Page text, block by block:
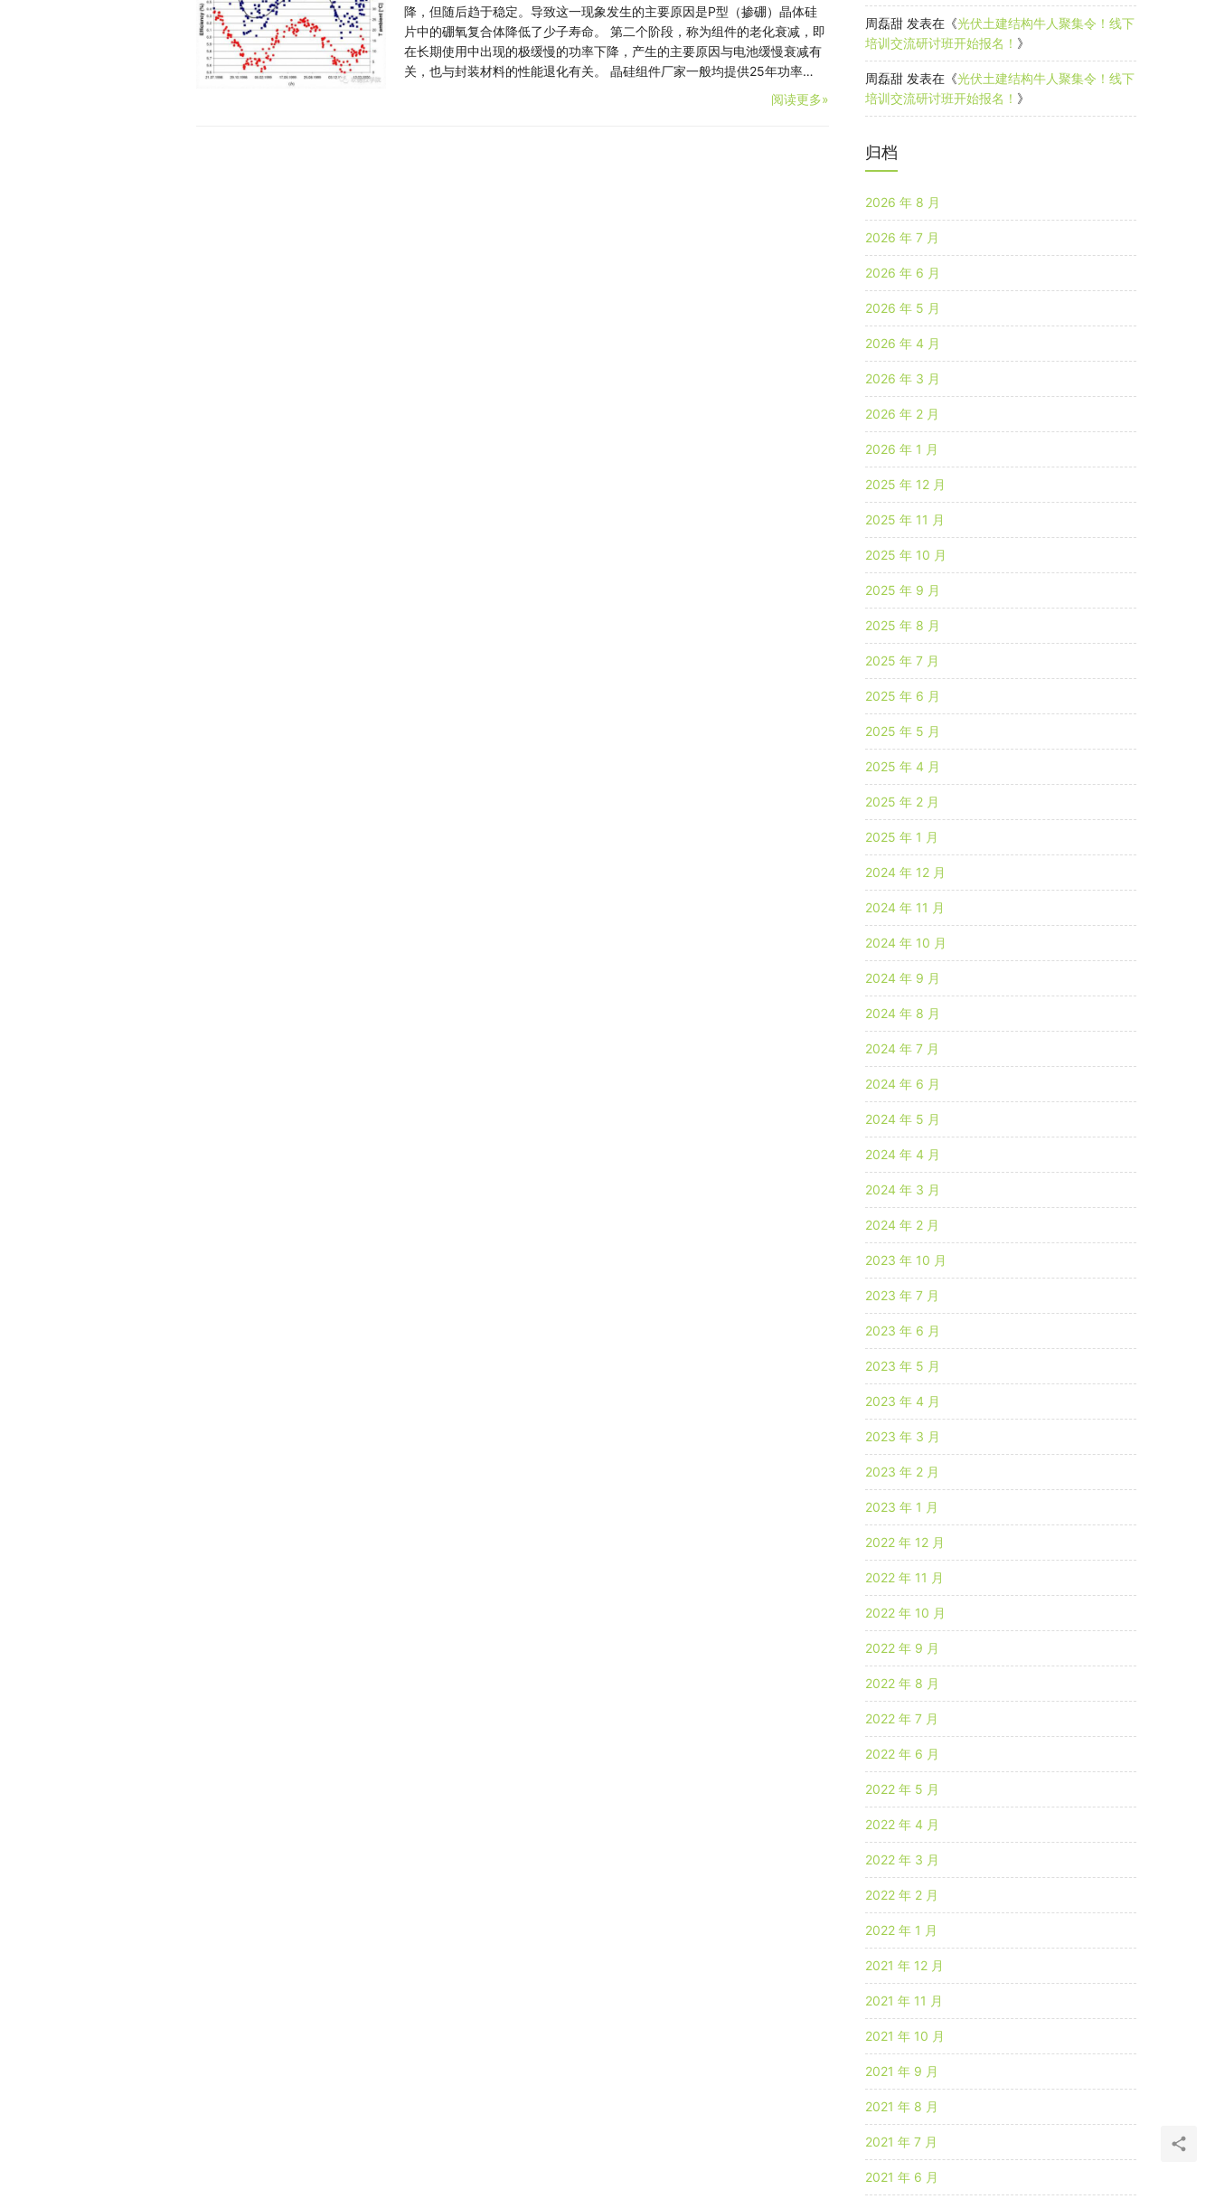
降，但随后趋于稳定。导致这一现象发生的主要原因是P型（掺硼）晶体硅
片中的硼氧复合体降低了少子寿命。 第二个阶段，称为组件的老化衰减，即
在长期使用中出现的极缓慢的功率下降，产生的主要原因与电池缓慢衰减有
关，也与封装材料的性能退化有关。 晶硅组件厂家一般均提供25年功率…
阅读更多»
周磊甜 发表在《光伏土建结构牛人聚集令！线下
培训交流研讨班开始报名！ 》
周磊甜 发表在《光伏土建结构牛人聚集令！线下
培训交流研讨班开始报名！ 》
归档
2026 年 8 月
2026 年 7 月
2026 年 6 月
2026 年 5 月
2026 年 4 月
2026 年 3 月
2026 年 2 月
2026 年 1 月
2025 年 12 月
2025 年 11 月
2025 年 10 月
2025 年 9 月
2025 年 8 月
2025 年 7 月
2025 年 6 月
2025 年 5 月
2025 年 4 月
2025 年 2 月
2025 年 1 月
2024 年 12 月
2024 年 11 月
2024 年 10 月
2024 年 9 月
2024 年 8 月
2024 年 7 月
2024 年 6 月
2024 年 5 月
2024 年 4 月
2024 年 3 月
2024 年 2 月
2023 年 10 月
2023 年 7 月
2023 年 6 月
2023 年 5 月
2023 年 4 月
2023 年 3 月
2023 年 2 月
2023 年 1 月
2022 年 12 月
2022 年 11 月
2022 年 10 月
2022 年 9 月
2022 年 8 月
2022 年 7 月
2022 年 6 月
2022 年 5 月
2022 年 4 月
2022 年 3 月
2022 年 2 月
2022 年 1 月
2021 年 12 月
2021 年 11 月
2021 年 10 月
2021 年 9 月
2021 年 8 月
2021 年 7 月
2021 年 6 月